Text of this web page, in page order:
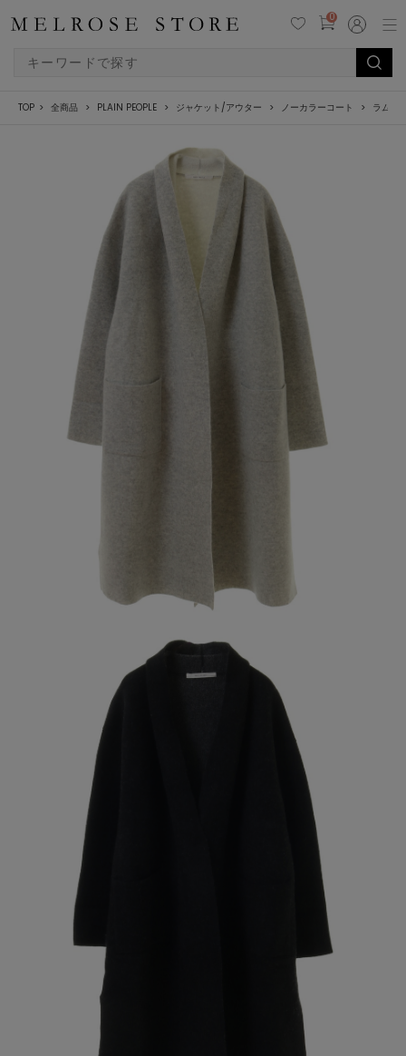
0
TOP 全商品 PLAIN PEOPLE ジャケット/アウター ノーカラーコート ラム接